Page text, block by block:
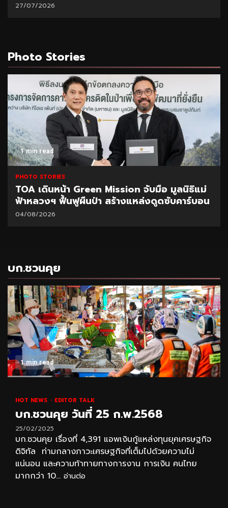
27/07/2026
Photo Stories
1 min read
PHOTO STORIES
TOA เดินหน้า Green Mission จับมือ มูลนิธิแม่
ฟ้าหลวงฯ ฟื้นฟูผืนป่า สร้างแหล่งดูดซับคาร์บอน
04/08/2026
บก.ชวนคุย
1 min read
HOT NEWS EDITOR TALK
บก.ชวนคุย วันที่ 25 ก.พ.2568
25/02/2025
บก.ชวนคุย เรื่องที่ 4,391 แอพเงินกู้แหล่งทุนยุคเศรษฐกิจ
ดิจิทัล ท่ามกลางภาวะเศรษฐกิจที่เต็มไปด้วยความไม่
แน่นอน และความท้าทายทางการงาน การเงิน คนไทย
มากกว่า 10... อ่านต่อ